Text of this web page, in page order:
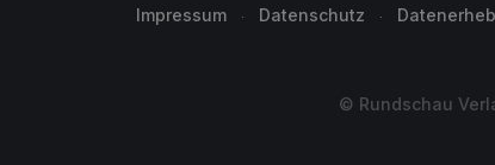
Impressum Datenschutz
© Rundschau